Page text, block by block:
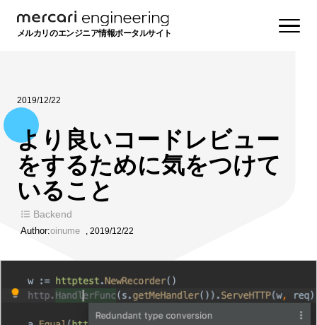
メルカリのエンジニア情報ポータルサイト
2019/12/22
より良いコードレビュー
をするために気をつけて
いること
Backend
Author:oinume , 2019/12/22